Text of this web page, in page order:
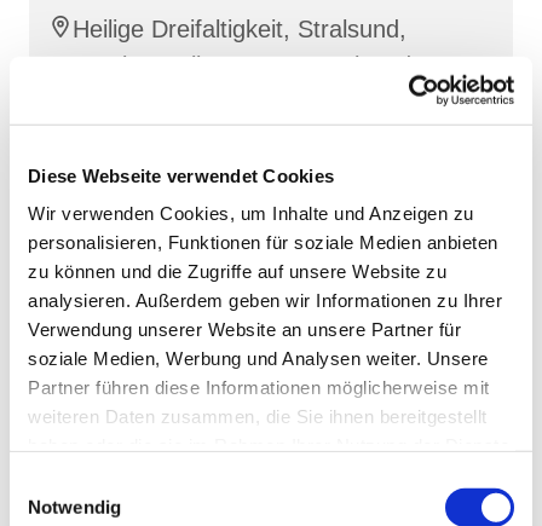
Diese Webseite verwendet Cookies
Wir verwenden Cookies, um Inhalte und Anzeigen zu
personalisieren, Funktionen für soziale Medien anbieten
zu können und die Zugriffe auf unsere Website zu
analysieren. Außerdem geben wir Informationen zu Ihrer
Verwendung unserer Website an unsere Partner für
soziale Medien, Werbung und Analysen weiter. Unsere
Partner führen diese Informationen möglicherweise mit
weiteren Daten zusammen, die Sie ihnen bereitgestellt
Notwendig
Heilige Dreifaltigkeit, Stralsund,
Frankenwall 7, 18439 Stralsund
Barbara Siperkow